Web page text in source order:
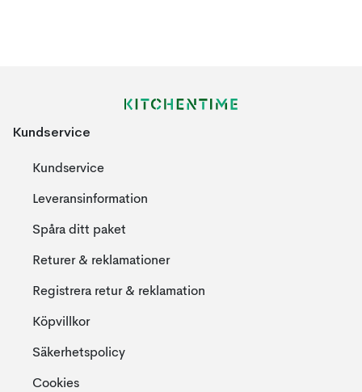
Kundservice
Kundservice
Leveransinformation
Spåra ditt paket
Returer & reklamationer
Registrera retur & reklamation
Köpvillkor
Säkerhetspolicy
Cookies